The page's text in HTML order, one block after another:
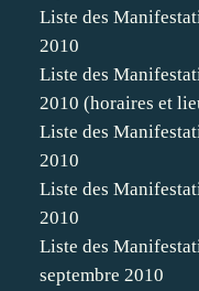
Liste des
2010
Liste des
2010 (horaires et
Liste des
2010
Liste des
2010
Liste des
septembre 2010